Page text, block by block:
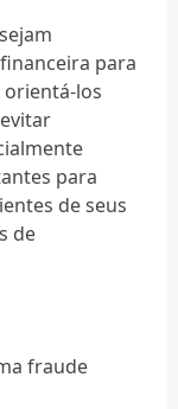
para
orientá-los
para
de seus
de
fraude